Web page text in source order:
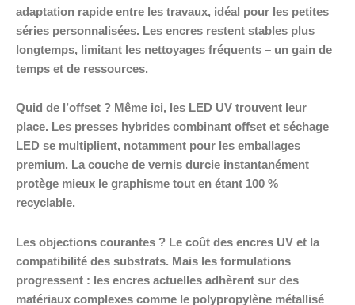
adaptation rapide entre les travaux, idéal pour les petites
séries personnalisées. Les encres restent stables plus
longtemps, limitant les nettoyages fréquents – un gain de
temps et de ressources.
Quid de l’offset ? Même ici, les LED UV trouvent leur
place. Les presses hybrides combinant offset et séchage
LED se multiplient, notamment pour les emballages
premium. La couche de vernis durcie instantanément
protège mieux le graphisme tout en étant 100 %
recyclable.
Les objections courantes ? Le coût des encres UV et la
compatibilité des substrats. Mais les formulations
progressent : les encres actuelles adhèrent sur des
matériaux complexes comme le polypropylène métallisé